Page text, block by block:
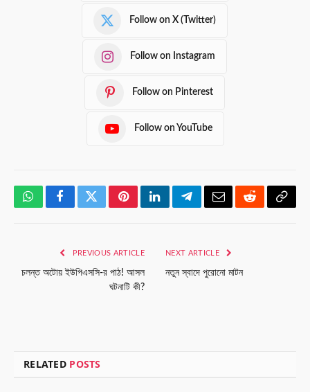
Follow on X (Twitter)
Follow on Instagram
Follow on Pinterest
Follow on YouTube
WhatsAppFacebookTwitterPinterestLinkedInTelegramEmailRedditCopy
PREVIOUS ARTICLE
চলন্ত অটোয় ইউপিএসসি-র পাঠ! আসল
ঘটনাটি কী?
NEXT ARTICLE
নতুন স্বাদে পুরোনো মাটন
RELATED POSTS